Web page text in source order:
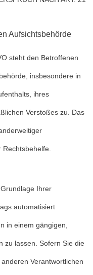
Aufsichts­behörde
steht den Betroffenen
insbesondere in
ihres
Verstoßes zu. Das
Ihrer
automatisiert
in einem gängigen,
zu lassen. Sofern Sie die
Verantwortlichen